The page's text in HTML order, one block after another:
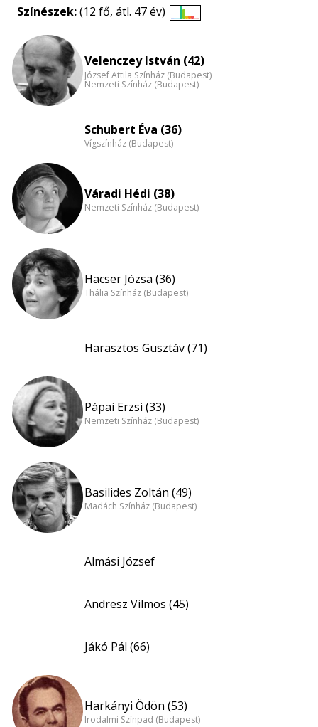
Színészek:(12 fő, átl. 47 év)
nagyítása
Velenczey István (42)
József Attila Színház (Budapest)
Nemzeti Színház (Budapest)
Schubert Éva (36)
Vígszínház (Budapest)
Váradi Hédi (38)
Nemzeti Színház (Budapest)
Hacser Józsa (36)
Thália Színház (Budapest)
Harasztos Gusztáv (71)
Pápai Erzsi (33)
Nemzeti Színház (Budapest)
Basilides Zoltán (49)
Madách Színház (Budapest)
Almási József
Andresz Vilmos (45)
Jákó Pál (66)
Harkányi Ödön (53)
Irodalmi Színpad (Budapest)